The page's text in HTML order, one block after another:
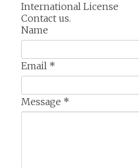
International License
Contact us.
Name
Email *
Message *